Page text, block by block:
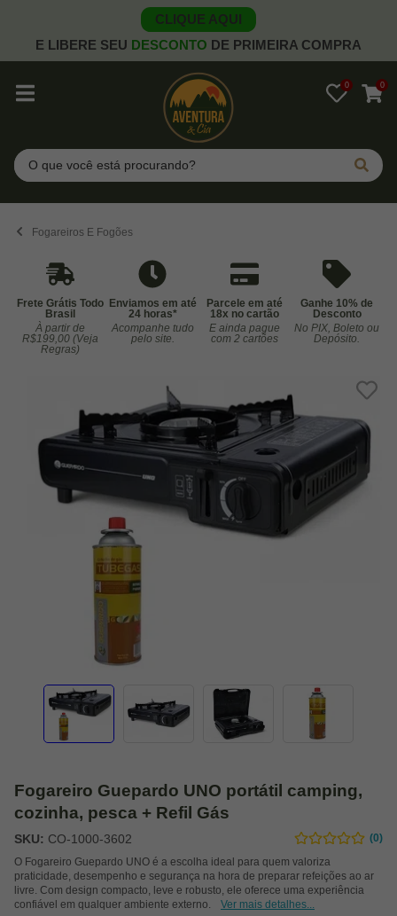
CLIQUE AQUI
E LIBERE SEU DESCONTO DE PRIMEIRA COMPRA
0 0
Pesquisar
Fogareiros E Fogões
Frete Grátis Todo
Brasil
À partir de
R$199,00 (Veja
Regras)
Enviamos em até
24 horas*
Acompanhe tudo
pelo site.
Parcele em até
18x no cartão
E ainda pague
com 2 cartões
Ganhe 10% de
Desconto
No PIX, Boleto ou
Depósito.
Fogareiro Guepardo UNO portátil camping,
cozinha, pesca + Refil Gás
SKU: CO-1000-3602
(0)
O Fogareiro Guepardo UNO é a escolha ideal para quem valoriza
praticidade, desempenho e segurança na hora de preparar refeições ao ar
livre. Com design compacto, leve e robusto, ele oferece uma experiência
confiável em qualquer ambiente externo.
Ver mais detalhes...